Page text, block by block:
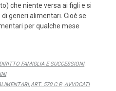
che niente versa ai figli e si
generi alimentari. Cioè se
per qualche mese
DIRITTO FAMIGLIA E SUCCESSIONI,
, ART. 570 C.P. AVVOCATI